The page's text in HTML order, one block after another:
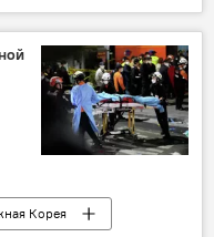
Корея